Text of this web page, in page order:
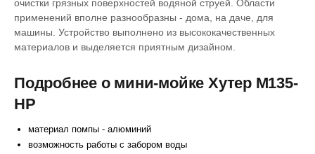
очистки грязных поверхностей водяной струей. Области
применений вполне разнообразны - дома, на даче, для
машины. Устройство выполнено из высококачественных
материалов и выделяется приятным дизайном.
Подробнее о мини-мойке Хутер M135-
HP
материал помпы - алюминий
возможность работы с забором воды